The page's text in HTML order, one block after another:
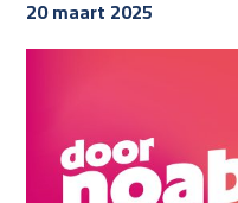
20 maart 2025